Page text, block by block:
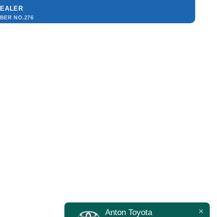
NO.276
Anton Toyota